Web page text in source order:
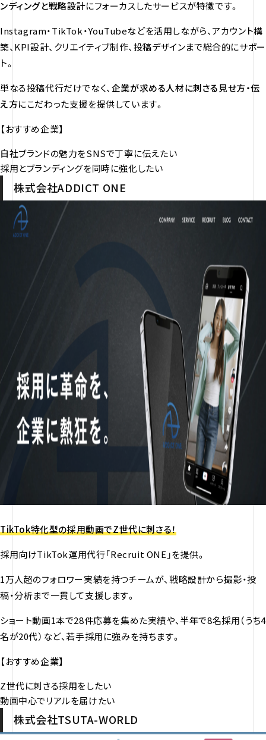
ンディングと戦略設計にフォーカスしたサービスが特徴です。
Instagram・TikTok・YouTubeなどを活用しながら、アカウント構
築、KPI設計、クリエイティブ制作、投稿デザインまで総合的にサポー
ト。
単なる投稿代行だけでなく、企業が求める人材に刺さる見せ方・伝
え方にこだわった支援を提供しています。
【おすすめ企業】
自社ブランドの魅力をSNSで丁寧に伝えたい
採用とブランディングを同時に強化したい
株式会社ADDICT ONE
TikTok特化型の採用動画でZ世代に刺さる！
採用向けTikTok運用代行「Recruit ONE」を提供。
1万人超のフォロワー実績を持つチームが、戦略設計から撮影・投
稿・分析まで一貫して支援します。
ショート動画1本で28件応募を集めた実績や、半年で8名採用（うち4
名が20代）など、若手採用に強みを持ちます。
【おすすめ企業】
Z世代に刺さる採用をしたい
動画中心でリアルを届けたい
株式会社TSUTA-WORLD